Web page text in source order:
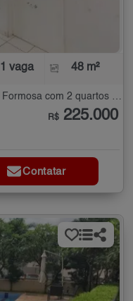
1 vaga 48 m²
Apartamento à Venda no Jardim Vila Formosa com 2 quartos - 48 m²
R$ 225.000
Contatar